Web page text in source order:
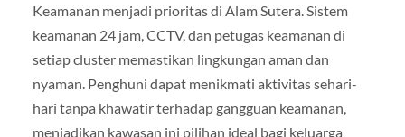
Keamanan menjadi prioritas di Alam Sutera. Sistem
keamanan 24 jam, CCTV, dan petugas keamanan di
setiap cluster memastikan lingkungan aman dan
nyaman. Penghuni dapat menikmati aktivitas sehari-
hari tanpa khawatir terhadap gangguan keamanan,
menjadikan kawasan ini pilihan ideal bagi keluarga